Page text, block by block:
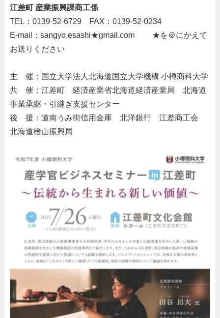
江差町 産業振興課商工係
TEL：0139-52-6729 FAX：0139-52-0234
E-mail：sangyo.esashi★gmail.com
★を＠にかえて
お送りください
主 催：国立大学法人北海道国立大学機構 小樽商科大学
共 催：江差町
経済産業省北海道経済産業局
北海道
事業承継・引継ぎ支援センター
後 援：道南うみ街信用金庫
北洋銀行 江差商工会
北海道檜山振興局